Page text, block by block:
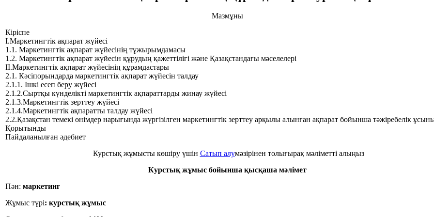
Мазмұны
Кіріспе
I.Маркетингтік ақпарат жүйесі
1.1. Маркетингтік ақпарат жүйесінің тұжырымдамасы
1.2. Маркетингтік ақпарат жүйесін құрудың қажеттілігі және Қазақстандағы мәселелері
II.Маркетингтік ақпарат жүйесінің құрамдастары
2.1. Кәсіпорындарда маркетингтік ақпарат жүйесін талдау
2.1.1. Ішкі есеп беру жүйесі
2.1.2.Сыртқы күнделікті маркетингтік ақпараттарды жинау жүйесі
2.1.3.Маркетингтік зерттеу жүйесі
2.1.4.Маркетингтік ақпаратты талдау жүйесі
2.2.Қазақстан темекі өнімдер нарығында жүргізілген маркетингтік зерттеу арқылы алынған ақпарат бойынша тәжіребелік
Қорытынды
Пайдаланылған әдебиет
Курстық жұмысты көшіру үшін Сатып алумәзірінен толығырақ мәліметті алыңыз
Курстық жұмыс бойынша қысқаша мәлімет
Пән: маркетинг
Жұмыс түрі: курстық жұмыс